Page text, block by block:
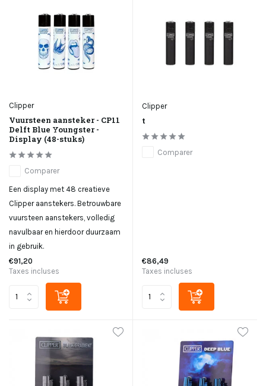
Clipper
Vuursteen aansteker - CP11
Delft Blue Youngster -
Display (48-stuks)
Comparer
Een display met 48 creatieve
Clipper aanstekers. Betrouwbare
vuursteen aanstekers, volledig
navulbaar en hierdoor duurzaam
in gebruik.
€91,20
Taxes incluses
Clipper
t
Comparer
€86,49
Taxes incluses